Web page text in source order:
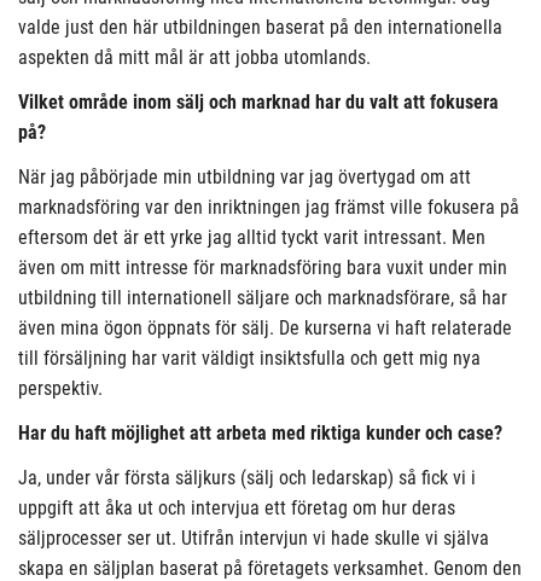
valde just den här utbildningen baserat på den internationella
aspekten då mitt mål är att jobba utomlands.
Vilket område inom sälj och marknad har du valt att fokusera
på?
När jag påbörjade min utbildning var jag övertygad om att
marknadsföring var den inriktningen jag främst ville fokusera på
eftersom det är ett yrke jag alltid tyckt varit intressant. Men
även om mitt intresse för marknadsföring bara vuxit under min
utbildning till internationell säljare och marknadsförare, så har
även mina ögon öppnats för sälj. De kurserna vi haft relaterade
till försäljning har varit väldigt insiktsfulla och gett mig nya
perspektiv.
Har du haft möjlighet att arbeta med riktiga kunder och case?
Ja, under vår första säljkurs (sälj och ledarskap) så fick vi i
uppgift att åka ut och intervjua ett företag om hur deras
säljprocesser ser ut. Utifrån intervjun vi hade skulle vi själva
skapa en säljplan baserat på företagets verksamhet. Genom den